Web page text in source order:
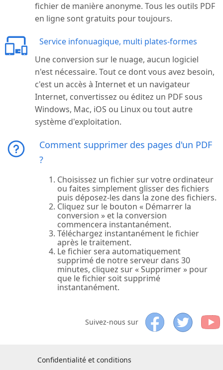
fichier de manière anonyme. Tous les outils PDF
en ligne sont gratuits pour toujours.
Service infonuagique, multi plates-formes
Une conversion sur le nuage, aucun logiciel
n'est nécessaire. Tout ce dont vous avez besoin,
c'est un accès à Internet et un navigateur
Internet, convertissez ou éditez un PDF sous
Windows, Mac, iOS ou Linux ou tout autre
système d'exploitation.
Comment supprimer des pages d'un PDF
?
Choisissez un fichier sur votre ordinateur
ou faites simplement glisser des fichiers
puis déposez-les dans la zone des fichiers.
Cliquez sur le bouton « Démarrer la
conversion » et la conversion
commencera instantanément.
Téléchargez instantanément le fichier
après le traitement.
Le fichier sera automatiquement
supprimé de notre serveur dans 30
minutes, cliquez sur « Supprimer » pour
que le fichier soit supprimé
instantanément.
Suivez-nous sur
Confidentialité et conditions